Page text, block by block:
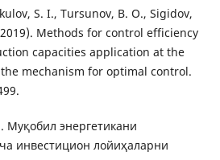
S. I., Tursunov, B. O., Sigidov,
Methods for control efficiency
capacities application at the
mechanism for optimal control.
Муқобил энергетикани
инвестицион лойиҳаларни